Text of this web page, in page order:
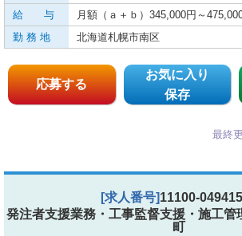
給 与
月額（ａ＋ｂ）345,000円～
勤 務 地
北海道札幌市南区
応募する
お気に入り
保存
最終
[求人番号]11100-
発注者支援業務・工事監督支援・施
町